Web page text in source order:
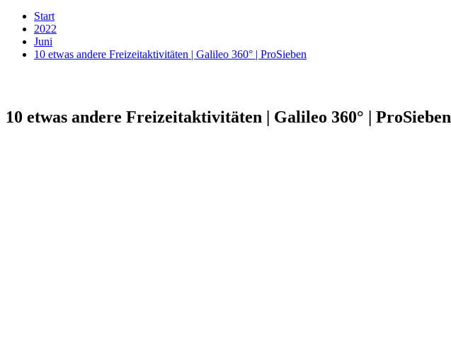
Start
2022
Juni
10 etwas andere Freizeitaktivitäten | Galileo 360° | ProSieben
10 etwas andere Freizeitaktivitäten | Galileo 360° | ProSieben